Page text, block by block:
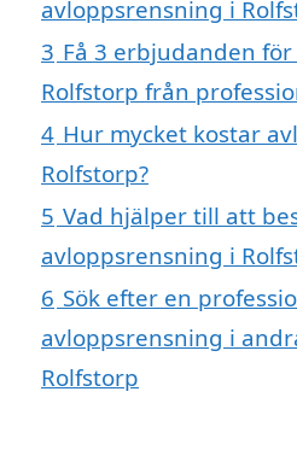
avloppsrensning i
3 Få 3 erbjudanden
Rolfstorp från
4 Hur mycket kostar
Rolfstorp?
5 Vad hjälper till att
avloppsrensning i
6 Sök efter en
avloppsrensning i
Rolfstorp